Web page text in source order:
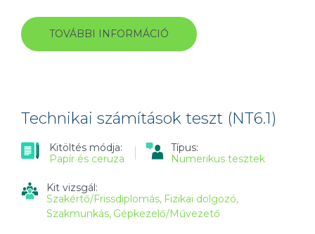
TOVÁBBI INFORMÁCIÓ ÁBRÁK
FELISMERÉSE
Technikai számítások teszt (NT6.1)
Kitöltés módja:
Papír és ceruza
Típus:
Numerikus tesztek
Kit vizsgál:
Szakértő/Frissdiplomás Fizikai dolgozó
Szakmunkás Gépkezelő/Művezető